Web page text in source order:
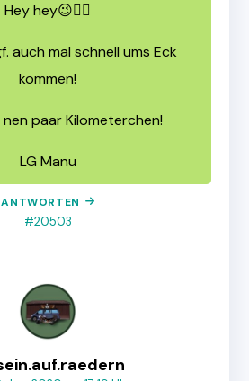
Hey hey😉✌🏻
auch mal schnell ums Eck
kommen!
nen paar Kilometerchen!
LG Manu
ANTWORTEN
#20503